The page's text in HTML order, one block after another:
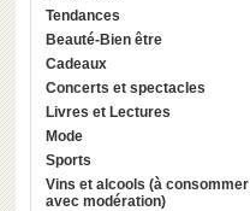
Tendances
Beauté-Bien être
Cadeaux
Concerts et spectacles
Livres et Lectures
Mode
Sports
Vins et alcools (à consommer
avec modération)